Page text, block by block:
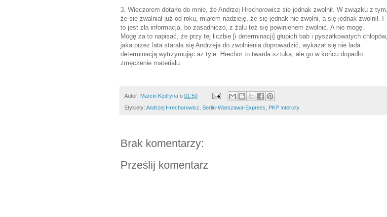
3. Wieczorem dotarło do mnie, że Andrzej Hrechorowicz się jednak zwolnił. W związku z tym,
że się zwalniał już od roku, miałem nadzieję, że się jednak nie zwolni, a się jednak zwolnił. I
to jest zła informacja, bo zasadniczo, z żalu też się powinienem zwolnić. A nie mogę.
Mogę za to napisać, że przy tej liczbie [i determinacji] głupich bab i pyszałkowatych chłopów,
jaka przez lata starała się Andrzeja do zwolnienia doprowadzić, wykazał się nie lada
determinacją wytrzymując aż tyle. Hrechor to twarda sztuka, ale go w końcu dopadło
zmęczenie materiału.
Autor: Marcin Kędryna o 01:50
Etykiety: Andrzej Hrechorowicz Berlin-Warszawa-Express PKP Intercity
Brak komentarzy:
Prześlij komentarz